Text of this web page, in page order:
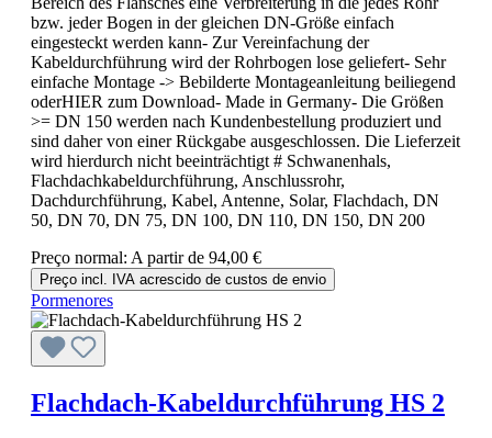
bzw. jeder Bogen in der gleichen DN-Größe einfach
eingesteckt werden kann- Zur Vereinfachung der
Kabeldurchführung wird der Rohrbogen lose geliefert- Sehr
einfache Montage -> Bebilderte Montageanleitung beiliegend
oderHIER zum Download- Made in Germany- Die Größen
>= DN 150 werden nach Kundenbestellung produziert und
sind daher von einer Rückgabe ausgeschlossen. Die Lieferzeit
wird hierdurch nicht beeinträchtigt # Schwanenhals,
Flachdachkabeldurchführung, Anschlussrohr,
Dachdurchführung, Kabel, Antenne, Solar, Flachdach, DN
50, DN 70, DN 75, DN 100, DN 110, DN 150, DN 200
Preço normal: A partir de 94,00 €
Preço incl. IVA acrescido de custos de envio
Pormenores
Flachdach-Kabeldurchführung HS 2